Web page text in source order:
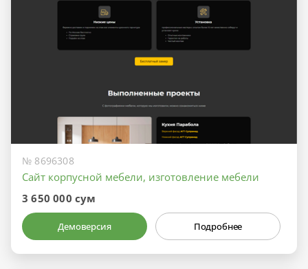
№ 8696308
Сайт корпусной мебели, изготовление мебели
3 650 000 сум
Демоверсия Подробнее